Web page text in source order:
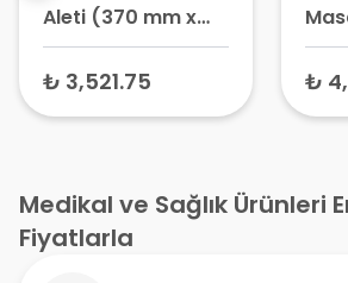
Aleti (370 mm x
630 mm x 35 mm)
₺ 3,521.75 ₺
Medikal ve Sağlık Ürünleri
Fiyatlarla